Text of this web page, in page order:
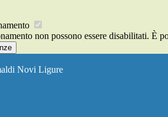
non possono essere disabilitati. È
Novi Ligure